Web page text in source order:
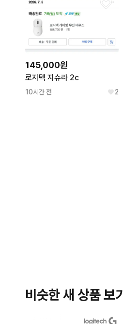
145,000원
로지텍 지슈라 2c
10시간 전 2
비슷한 새 상품 보기